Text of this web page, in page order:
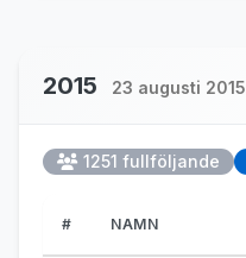
2015 23 augusti 2015
1251 fullföljande
# NAMN